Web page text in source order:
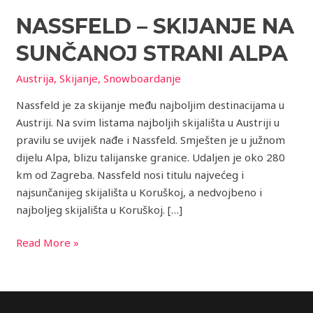
NASSFELD – SKIJANJE NA
SUNČANOJ STRANI ALPA
Austrija,Skijanje,Snowboardanje
Nassfeld je za skijanje među najboljim destinacijama u
Austriji. Na svim listama najboljih skijališta u Austriji u
pravilu se uvijek nađe i Nassfeld. Smješten je u južnom
dijelu Alpa, blizu talijanske granice. Udaljen je oko 280
km od Zagreba. Nassfeld nosi titulu najvećeg i
najsunčanijeg skijališta u Koruškoj, a nedvojbeno i
najboljeg skijališta u Koruškoj. […]
Skijanje
sunčanoj
strani
Read More »